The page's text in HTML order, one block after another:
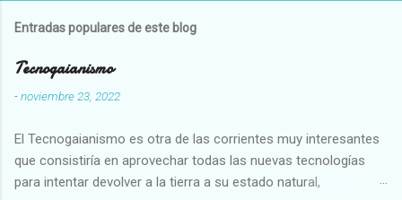
Entradas populares de este blog
Tecnogaianismo
-noviembre 23, 2022
El Tecnogaianismo es otra de las corrientes muy interesantes
que consistiría en aprovechar todas las nuevas tecnologías
para intentar devolver a la tierra a su estado natural,